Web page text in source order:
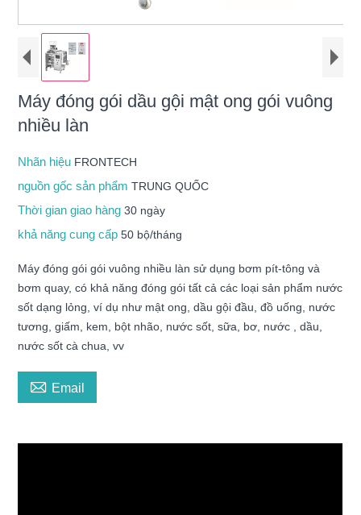
Máy đóng gói dầu gội mật ong gói vuông
nhiều làn
Nhãn hiệu FRONTECH
nguồn gốc sản phẩmTRUNG QUỐC
Thời gian giao hàng30 ngày
khả năng cung cấp50 bộ/tháng
Máy đóng gói gói vuông nhiều làn sử dụng bơm pít-tông và
bơm quay, có khả năng đóng gói tất cả các loại sản phẩm nước
sốt dạng lỏng, ví dụ như mật ong, dầu gội đầu, đồ uống, nước
tương, giấm, kem, bột nhão, nước sốt, sữa, bơ, nước , dầu,
nước sốt cà chua, vv
 Email